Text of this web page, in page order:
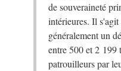
de souveraineté
intérieures. Il
généralement un
entre 500 et 2 199
patrouilleurs par